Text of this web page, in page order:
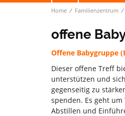
Home ∕ Familienzentrum ∕
offene
Offene Babygruppe
Dieser offene Treff
unterstützen und
gegenseitig zu
spenden. Es geht
Abstillen und